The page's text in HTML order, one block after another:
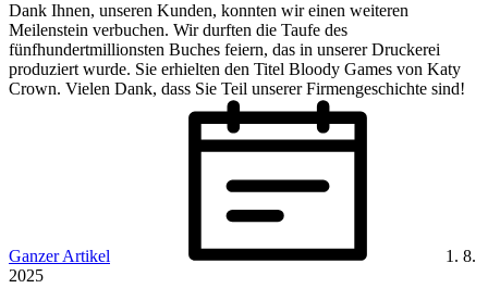
Dank Ihnen, unseren Kunden, konnten wir einen weiteren
Meilenstein verbuchen. Wir durften die Taufe des
fünfhundertmillionsten Buches feiern, das in unserer Druckerei
produziert wurde. Sie erhielten den Titel Bloody Games von Katy
Crown. Vielen Dank, dass Sie Teil unserer Firmengeschichte sind!
Ganzer Artikel
1. 8.
2025